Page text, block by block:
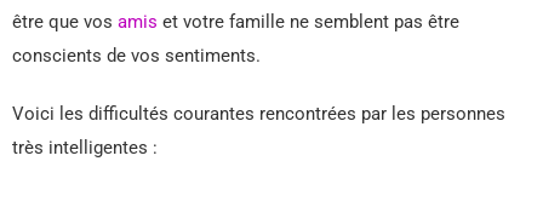
être que vos amis et votre famille ne semblent pas être
conscients de vos sentiments.
Voici les difficultés courantes rencontrées par les personnes
très intelligentes :